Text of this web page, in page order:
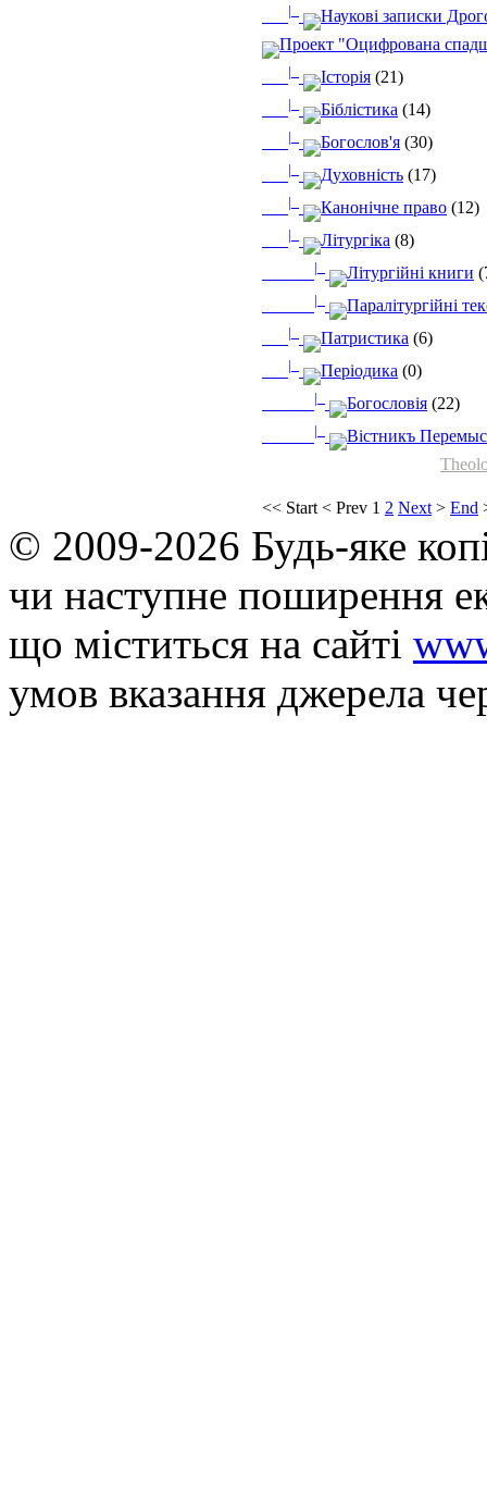
<< Start < Prev 1 2 Next > End
|_
Наукові записки
Проект "Оцифрована
|_ Історія (21)
|_ Біблістика (14)
|_ Богослов'я (30)
|_ Духовність (17)
|_ Канонічне право (12)
|_ Літургіка (8)
|_ Літургійні книги
|_ Паралітургійні
|_ Патристика (6)
|_ Періодика (0)
|_ Богословія (22)
|_
Вістникъ
© 2009-2026 Будь-яке
чи наступне поширення
що мiститься на сайті
умов вказання джерела